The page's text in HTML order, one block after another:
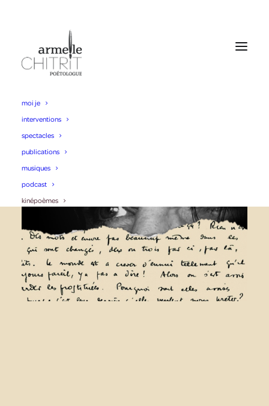
moi je
interventions
spectacles
publications
musiques
podcast
kinépoèmes